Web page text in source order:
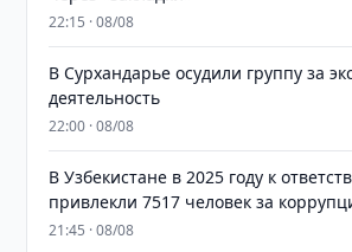
22:15 · 08/08
В Сурхандарье осудили группу за
деятельность
22:00 · 08/08
В Узбекистане в 2025 году к
привлекли 7517 человек за
21:45 · 08/08